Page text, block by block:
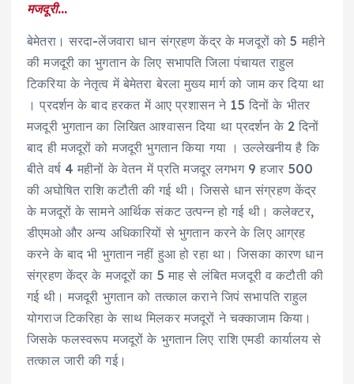
मजदूरी…
बेमेतरा। सरदा-लेंजवारा धान संग्रहण केंद्र के मजदूरों को 5 महीने
की मजदूरी का भुगतान के लिए सभापति जिला पंचायत राहुल
टिकरिया के नेतृत्व में बेमेतरा बेरला मुख्य मार्ग को जाम कर दिया था
। प्रदर्शन के बाद हरकत में आए प्रशासन ने 15 दिनों के भीतर
मजदूरी भुगतान का लिखित आश्वासन दिया था प्रदर्शन के 2 दिनों
बाद ही मजदूरों को मजदूरी भुगतान किया गया । उल्लेखनीय है कि
बीते वर्ष 4 महीनों के वेतन में प्रति मजदूर लगभग 9 हजार 500
की अघोषित राशि कटौती की गई थी। जिससे धान संग्रहण केंद्र
के मजदूरों के सामने आर्थिक संकट उत्पन्न हो गई थी। कलेक्टर,
डीएमओ और अन्य अधिकारियों से भुगतान करने के लिए आग्रह
करने के बाद भी भुगतान नहीं हुआ हो रहा था। जिसका कारण धान
संग्रहण केंद्र के मजदूरों का 5 माह से लंबित मजदूरी व कटौती की
गई थी। मजदूरी भुगतान को तत्काल कराने जिपं सभापति राहुल
योगराज टिकरिहा के साथ मिलकर मजदूरों ने चक्काजाम किया।
जिसके फलस्वरूप मजदूरों के भुगतान लिए राशि एमडी कार्यालय से
तत्काल जारी की गई।